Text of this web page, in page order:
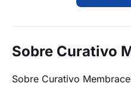
Sobre Curativo
Sobre Curativo